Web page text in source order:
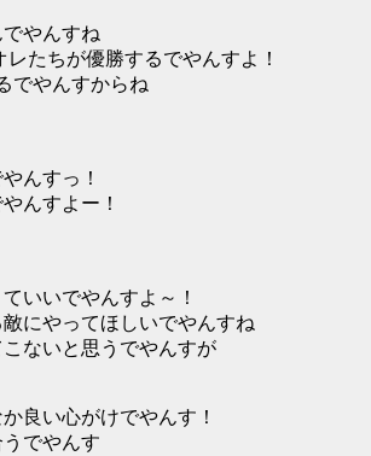
やんすね
レたちが優勝するでやんすよ！
でやんすからね
んすっ！
んすよー！
いいでやんすよ～！
にやってほしいでやんすね
ないと思うでやんすが
良い心がけでやんす！
でやんす